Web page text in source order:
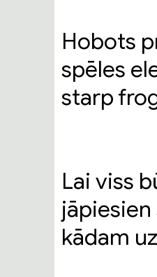
Hobots
spēles
starp
Lai viss
kādam